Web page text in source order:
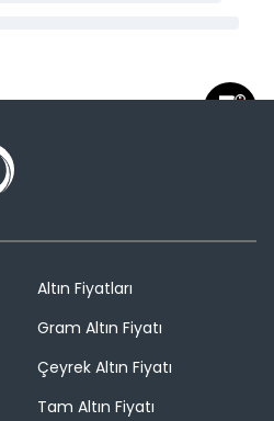
Altın Fiyatları
Gram Altın Fiyatı
Çeyrek Altın Fiyatı
Tam Altın Fiyatı